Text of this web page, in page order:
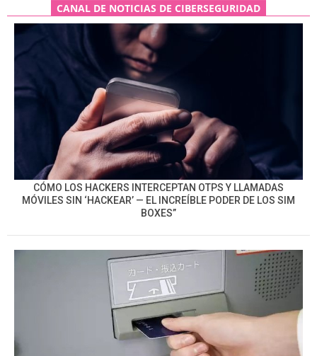
CANAL DE NOTICIAS DE CIBERSEGURIDAD
CÓMO LOS HACKERS INTERCEPTAN OTPS Y LLAMADAS
MÓVILES SIN ‘HACKEAR’ — EL INCREÍBLE PODER DE LOS SIM
BOXES”